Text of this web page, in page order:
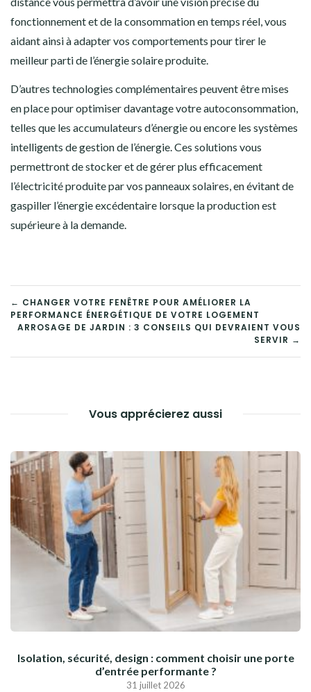
fonctionnement et de la consommation en temps réel, vous
aidant ainsi à adapter vos comportements pour tirer le
meilleur parti de l’énergie solaire produite.
D’autres technologies complémentaires peuvent être mises
en place pour optimiser davantage votre autoconsommation,
telles que les accumulateurs d’énergie ou encore les systèmes
intelligents de gestion de l’énergie. Ces solutions vous
permettront de stocker et de gérer plus efficacement
l’électricité produite par vos panneaux solaires, en évitant de
gaspiller l’énergie excédentaire lorsque la production est
supérieure à la demande.
NAVIGATION
DE
L’ARTICLE
← CHANGER VOTRE FENÊTRE POUR AMÉLIORER LA
PERFORMANCE ÉNERGÉTIQUE DE VOTRE LOGEMENT
ARROSAGE DE JARDIN : 3 CONSEILS QUI DEVRAIENT VOUS
SERVIR →
Vous apprécierez aussi
Isolation, sécurité, design : comment choisir une porte
d’entrée performante ?
31 juillet 2026